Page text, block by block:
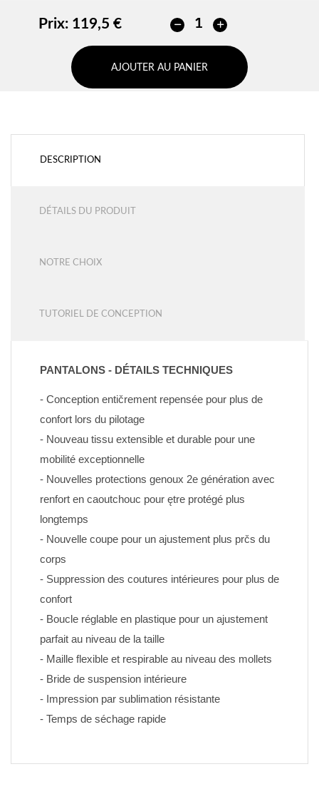
Prix: 119,5 €
AJOUTER AU PANIER
DESCRIPTION
DÉTAILS DU PRODUIT
NOTRE CHOIX
TUTORIEL DE CONCEPTION
PANTALONS - DÉTAILS TECHNIQUES
- Conception entičrement repensée pour plus de
confort lors du pilotage
- Nouveau tissu extensible et durable pour une
mobilité exceptionnelle
- Nouvelles protections genoux 2e génération avec
renfort en caoutchouc pour ętre protégé plus
longtemps
- Nouvelle coupe pour un ajustement plus prčs du
corps
- Suppression des coutures intérieures pour plus de
confort
- Boucle réglable en plastique pour un ajustement
parfait au niveau de la taille
- Maille flexible et respirable au niveau des mollets
- Bride de suspension intérieure
- Impression par sublimation résistante
- Temps de séchage rapide